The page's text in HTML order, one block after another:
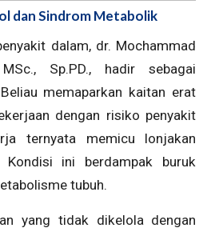
dan Sindrom Metabolik
dalam, dr. Mochammad
Sp.PD., hadir sebagai
memaparkan kaitan erat
dengan risiko penyakit
ternyata memicu lonjakan
ini berdampak buruk
tubuh.
yang tidak dikelola dengan